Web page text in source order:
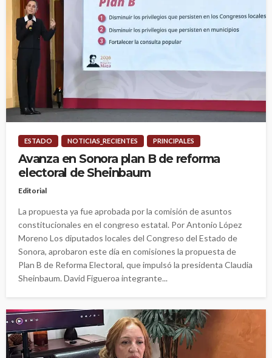
ESTADO NOTICIAS_RECIENTES PRINCIPALES
Avanza en Sonora plan B de reforma
electoral de Sheinbaum
Editorial
La propuesta ya fue aprobada por la comisión de asuntos
constitucionales en el congreso estatal. Por Antonio López
Moreno Los diputados locales del Congreso del Estado de
Sonora, aprobaron este día en comisiones la propuesta de
Plan B de Reforma Electoral, que impulsó la presidenta Claudia
Sheinbaum. David Figueroa integrante...